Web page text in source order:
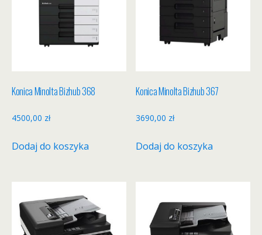
Konica Minolta Bizhub 368
4500,00 zł
Dodaj do koszyka
Konica Minolta Bizhub 367
3690,00 zł
Dodaj do koszyka